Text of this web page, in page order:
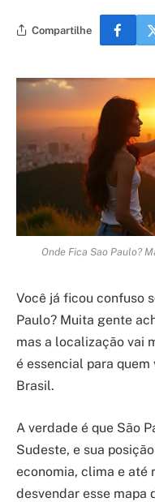
Compartilhe
Onde Fica Sao Paulo?
Você já ficou confuso
Paulo? Muita gente
mas a localização vai
é essencial para
Brasil.
A verdade é que São
Sudeste, e sua
economia, clima e até
desvendar esse mapa